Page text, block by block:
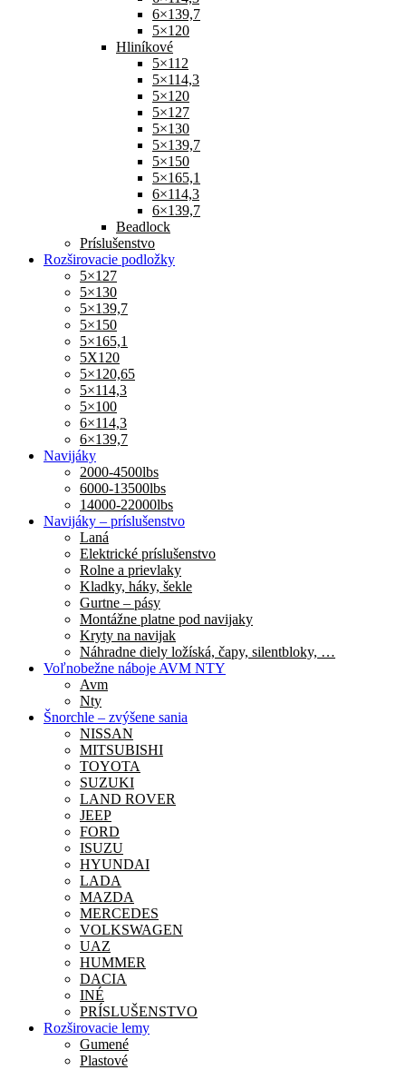
6×139,7
5×120
Hliníkové
5×112
5×114,3
5×120
5×127
5×130
5×139,7
5×150
5×165,1
6×114,3
6×139,7
Beadlock
Príslušenstvo
Rozširovacie podložky
5×127
5×130
5×139,7
5×150
5×165,1
5X120
5×120,65
5×114,3
5×100
6×114,3
6×139,7
Navijáky
2000-4500lbs
6000-13500lbs
14000-22000lbs
Navijáky – príslušenstvo
Laná
Elektrické príslušenstvo
Rolne a prievlaky
Kladky, háky, šekle
Gurtne – pásy
Montážne platne pod navijaky
Kryty na navijak
Náhradne diely ložíská, čapy, silentbloky, …
Voľnobežne náboje AVM NTY
Avm
Nty
Šnorchle – zvýšene sania
NISSAN
MITSUBISHI
TOYOTA
SUZUKI
LAND ROVER
JEEP
FORD
ISUZU
HYUNDAI
LADA
MAZDA
MERCEDES
VOLKSWAGEN
UAZ
HUMMER
DACIA
INÉ
PRÍSLUŠENSTVO
Rozširovacie lemy
Gumené
Plastové